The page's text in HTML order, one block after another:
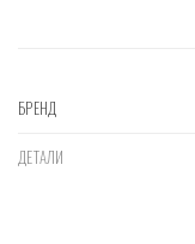
БРЕНД
ДЕТАЛИ